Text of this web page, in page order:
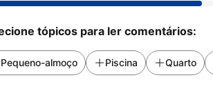
tópicos para ler comentários:
Pequeno-almoço Piscina Quarto